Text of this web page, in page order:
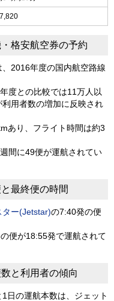
格安航空券の予約
2016年度の国内航空路線
度との比較では11万人以
利用者数の増加に反映され
あり、フライト時間は約3
間に49便が運航されてい
最終便の時間
ター(Jetstar)の7:40発の便
便が18:55発で運航されて
と利用者の傾向
日の運航本数は、ジェット